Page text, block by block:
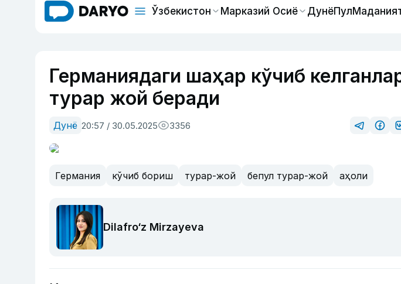
Ўзбекистон Марказий Осиё ДунёПул
Германиядаги шаҳар кўчиб
турар жой беради
Дунё 20:57 / 30.05.2025 3356
Германия кўчиб бориш турар-жой бепул турар-жой аҳоли
Dilafro‘z Mirzayeva